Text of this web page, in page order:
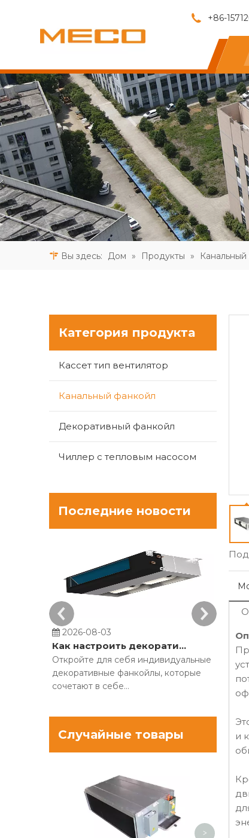
+86-
Вы здесь: Дом » Продукты »
Категория продукта
Кассет тип вентилятор
Канальный фанкойл
Декоративный фанкойл
Чиллер с тепловым насосом
Последние новости
2026-08-03
Как настроить декоративные фанкойлы для строительных проектов?
Откройте для себя индивидуальные
декоративные фанкойлы, которые
сочетают в себе
современным дизайном интерьера.
Скройте громоздкое оборудование
себя
Случайные товары
>
и